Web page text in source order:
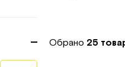
Обрано 25